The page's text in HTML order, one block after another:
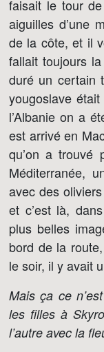
faisait le tour
aiguilles d’une
de la côte, et il
fallait toujours
duré un certain
yougoslave
l’Albanie on a
est arrivé en
qu’on a trouvé
Méditerranée,
avec des
et c’est là,
plus belles
bord de la
le soir, il y avait
Mais ça ce
les filles à
l’autre avec la